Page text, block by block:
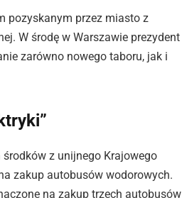
pozyskanym przez miasto z
W środę w Warszawie prezydent
zarówno nowego taboru, jak i
z unijnego Krajowego
zakup autobusów wodorowych.
na zakup trzech autobusów